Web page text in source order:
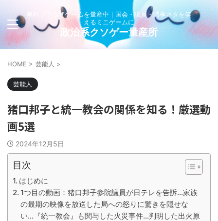
無料ブラウザゲームを量産中｜国会・議員・時事ネタを笑
えるミニゲームに
政治系クソゲー量産所
HOME > 芸能人 >
芸能人
猪口邦子と統一教会の関係を知る！厳選動
画5選
2024年12月5日
目次
はじめに
1つ目の動画：猪口邦子参院議員が日テレを告訴...家族
の最期の映像を放送した局への怒りに驚きを隠せな
い...『統一教会』も関与した火災事件...判明した出火原